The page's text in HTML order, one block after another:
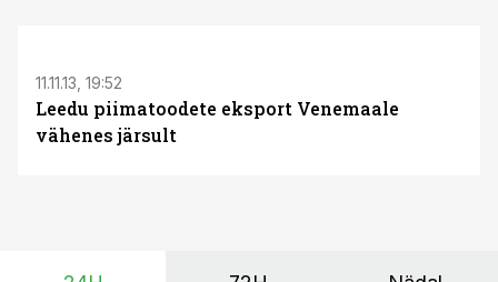
11.11.13, 19:52
Leedu piimatoodete eksport Venemaale
vähenes järsult